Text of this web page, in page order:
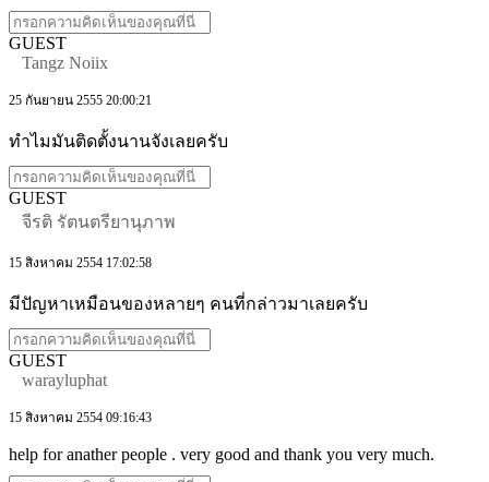
GUEST
Tangz Noiix
25 กันยายน 2555 20:00:21
ทำไมมันติดตั้งนานจังเลยครับ
GUEST
จีรติ รัตนตรียานุภาพ
15 สิงหาคม 2554 17:02:58
มีปัญหาเหมือนของหลายๆ คนที่กล่าวมาเลยครับ
GUEST
warayluphat
15 สิงหาคม 2554 09:16:43
help for anather people . very good and thank you very much.